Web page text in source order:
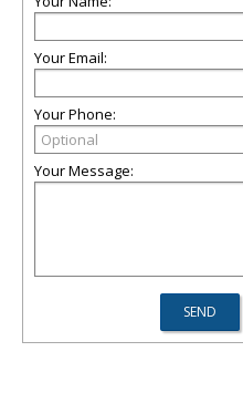
Your Email:
Your Phone:
Your Message: